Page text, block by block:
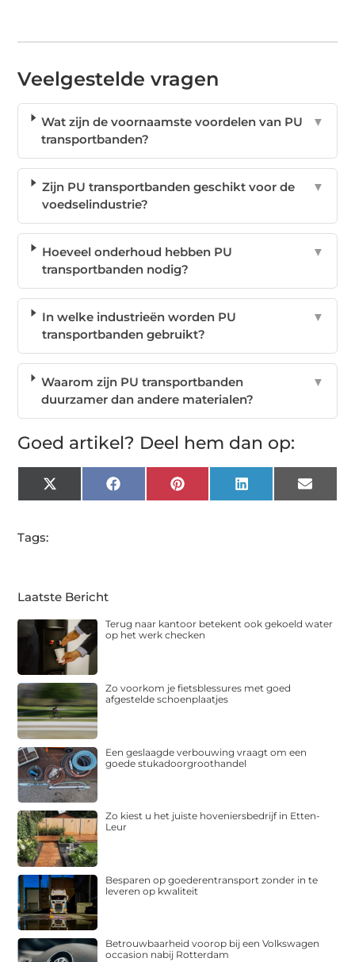
Veelgestelde vragen
Wat zijn de voornaamste voordelen van PU
transportbanden?
▼
Zijn PU transportbanden geschikt voor de
voedselindustrie?
▼
Hoeveel onderhoud hebben PU
transportbanden nodig?
▼
In welke industrieën worden PU
transportbanden gebruikt?
▼
Waarom zijn PU transportbanden
duurzamer dan andere materialen?
▼
Goed artikel? Deel hem dan op:
X
(Twitter)
FacebookPinterest LinkedIn Email
Tags:
Laatste Bericht
Terug naar kantoor betekent ook gekoeld water
op het werk checken
Zo voorkom je fietsblessures met goed
afgestelde schoenplaatjes
Een geslaagde verbouwing vraagt om een
goede stukadoorgroothandel
Zo kiest u het juiste hoveniersbedrijf in Etten-
Leur
Besparen op goederentransport zonder in te
leveren op kwaliteit
Betrouwbaarheid voorop bij een Volkswagen
occasion nabij Rotterdam